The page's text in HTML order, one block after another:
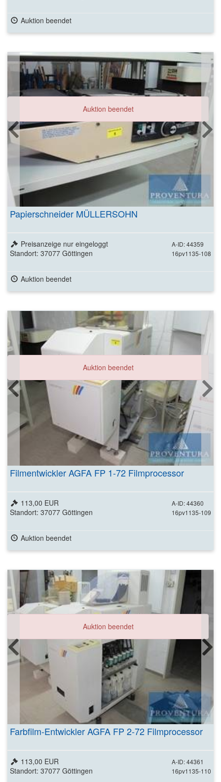
Auktion beendet
Auktion beendet
Papierschneider MÜLLERSOHN
A-ID: 44359
16pv1135-108
Preisanzeige nur eingeloggt
Standort: 37077 Göttingen
Auktion beendet
Auktion beendet
Filmentwickler AGFA FP 1-72 Filmprocessor
A-ID: 44360
16pv1135-109
113,00 EUR
Standort: 37077 Göttingen
Auktion beendet
Auktion beendet
Farbfilm-Entwickler AGFA FP 2-72 Filmprocessor
A-ID: 44361
16pv1135-110
113,00 EUR
Standort: 37077 Göttingen